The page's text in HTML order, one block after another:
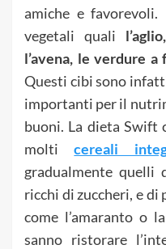
amiche e
vegetali quali
l’avena, le verdure
Questi cibi sono
importanti per il
buoni. La dieta Swift
molticereali
gradualmente quelli
ricchi di zuccheri, e
come l’amaranto o
sanno ristorare